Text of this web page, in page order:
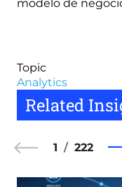
modelo de
Topic
Analytics
Related
1 222